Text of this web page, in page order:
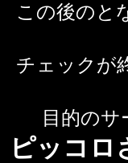
この後のと
チェックが
目的の
ピッコロ